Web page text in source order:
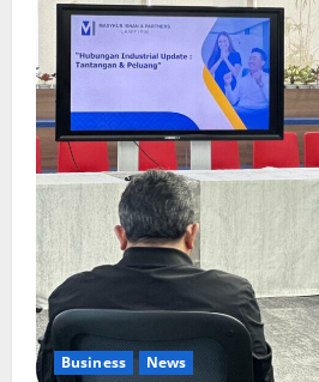
Business News